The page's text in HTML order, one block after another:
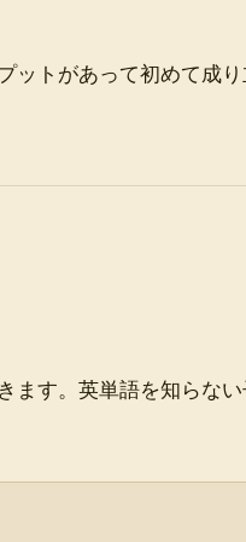
ットがあって初めて成り
ます。英単語を知らな